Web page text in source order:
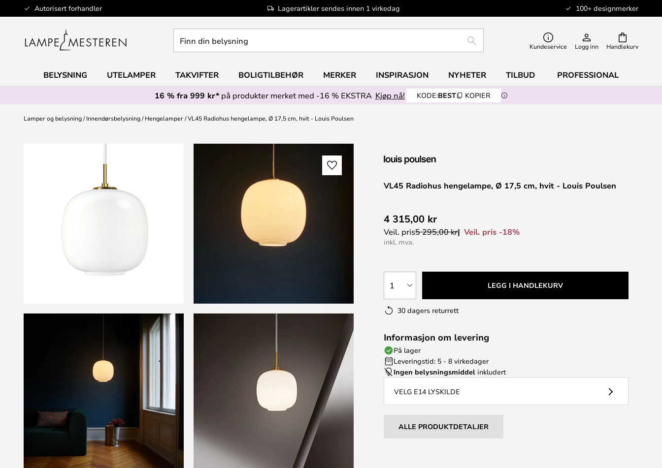
Autorisert forhandler Lagerartikler sendes innen 1 virkedag 100+ designmerker
Hopp
til
Handlekurv
din
SØK Kundeservice Logg inn
BELYSNING UTELAMPER TAKVIFTER BOLIGTILBEHØR MERKER INSPIRASJON NYHETER TILBUD
PROFESSIONAL
16 % fra 999 kr*på produkter merket med -16 % EKSTRA Kjøp nå! KODE:BEST KOPIER
Lamper og belysning Innendørsbelysning Hengelamper VL45 Radiohus hengelampe, Ø 17,5 cm, hvit - Louis Poulsen
VL45 Radiohus hengelampe, Ø 17,5 cm, hvit - Louis Poulsen
4 315,00 kr
Veil. pris5 295,00 kr Veil. pris -18%
inkl. mva.
1 LEGG I HANDLEKURV
30 dagers returrett
Informasjon om levering
På lager
Leveringstid: 5 - 8 virkedager
Ingen belysningsmiddel inkludert
VELG E14 LYSKILDE
ALLE PRODUKTDETALJER